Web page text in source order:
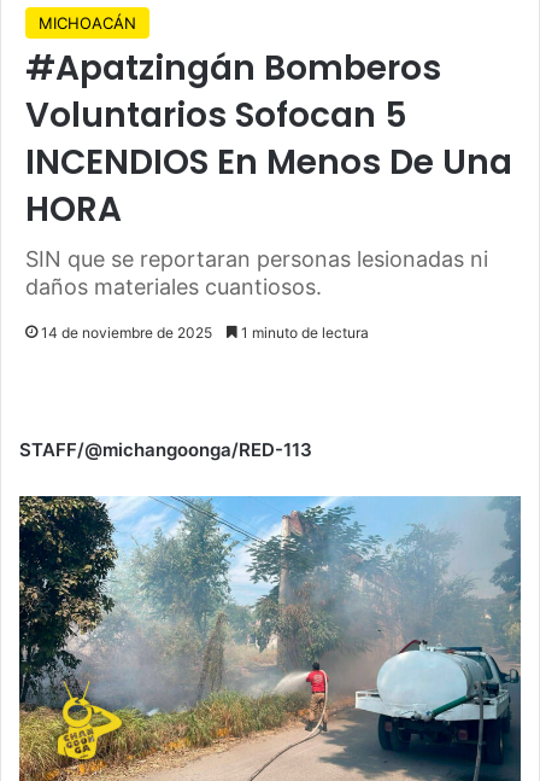
MICHOACÁN
#Apatzingán Bomberos
Voluntarios Sofocan 5
INCENDIOS En Menos De Una
HORA
SIN que se reportaran personas lesionadas ni
daños materiales cuantiosos.
14 de noviembre de 2025 1 minuto de lectura
STAFF/@michangoonga/RED-113